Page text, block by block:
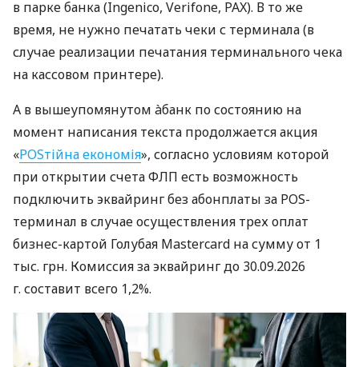
в парке банка (Ingenico, Verifone, PAX). В то же
время, не нужно печатать чеки с терминала (в
случае реализации печатания терминального чека
на кассовом принтере).
А в вышеупомянутом àбанк по состоянию на
момент написания текста продолжается акция
«POSтійна економія», согласно условиям которой
при открытии счета ФЛП есть возможность
подключить эквайринг без абонплаты за POS-
терминал в случае осуществления трех оплат
бизнес-картой Голубая Mastercard на сумму от 1
тыс. грн. Комиссия за эквайринг до 30.09.2026
г. составит всего 1,2%.